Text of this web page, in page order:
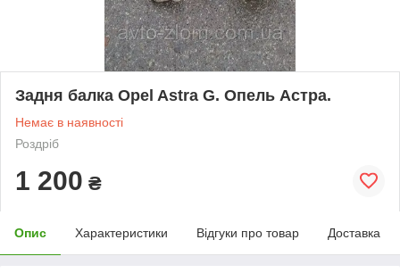
Задня балка Opel Astra G. Опель Астра.
Немає в наявності
Роздріб
1 200 ₴
Опис Характеристики Відгуки про товар Доставка